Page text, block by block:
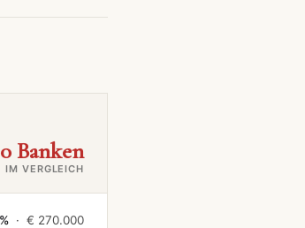
Banken
IM VERGLEICH
· € 270.000